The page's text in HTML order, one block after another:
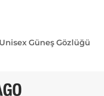
Güneş Gözlüğü